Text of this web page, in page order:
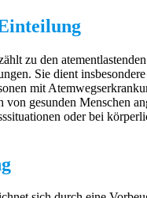
zu den
Sie dient
mit
von gesunden Menschen
oder bei